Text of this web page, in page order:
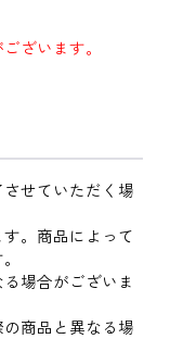
ざいます。
せていただく場
。商品によって
場合がございま
商品と異なる場